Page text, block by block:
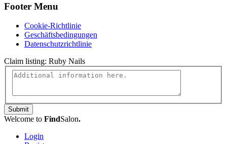
Footer Menu
Cookie-Richtlinie
Geschäftsbedingungen
Datenschutzrichtlinie
Claim listing: Ruby Nails
Submit
Welcome to FindSalon.
Login